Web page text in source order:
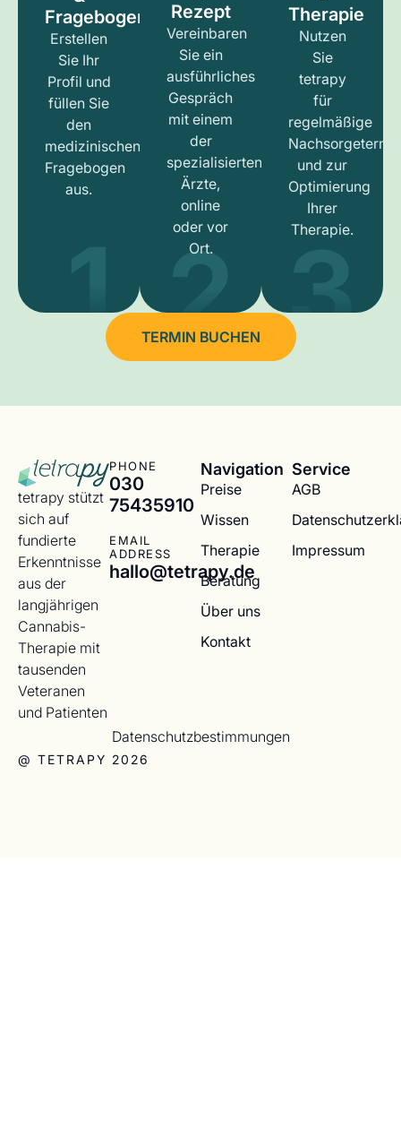
Fragebogen
Erstellen
Sie Ihr
Profil und
füllen Sie
den
medizinischen
Fragebogen
aus.
1
Rezept
Vereinbaren
Sie ein
ausführliches
Gespräch
mit einem
der
spezialisierten
Ärzte,
online
oder vor
Ort.
2
Therapie
Nutzen
Sie
tetrapy
für
regelmäßige
und zur
Optimierung
Ihrer
Therapie.
3
TERMIN BUCHEN
tetrapy stützt
sich auf
fundierte
Erkenntnisse
aus der
langjährigen
Cannabis-
Therapie mit
tausenden
Veteranen
und Patienten
PHONE
030
75435910
EMAIL
ADDRESS
hallo@tetrapy.de
Navigation
Preise
Wissen
Therapie
Beratung
Über uns
Kontakt
Service
AGB
Impressum
@ TETRAPY 2026
Datenschutzbestimmungen